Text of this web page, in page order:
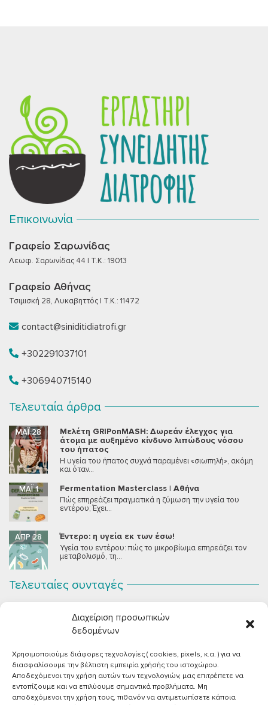
Διαχείριση προσωπικών
δεδομένων
Χρησιμοποιούμε διάφορες τεχνολογίες ( cookies, pixels, κ.α. ) για να
διασφαλίσουμε την βέλτιστη εμπειρία χρήσής του ιστοχώρου.
Αποδεχόμενοι την χρήση αυτών των τεχνολογιών, μας επιτρέπετε να
εντοπίζουμε και να επιλύουμε σημαντικά προβλήματα. Μη
αποδεχόμενοι την χρήση τους, πιθανόν να αντιμετωπίσετε κάποια
Επικοινωνία
Γραφείο Σαρωνίδας
Λεωφ. Σαρωνίδας 44 | T.K.: 19013
Γραφείο Αθήνας
Τσιμισκή 28, Λυκαβηττός | T.K.: 11472
contact@siniditidiatrofi.gr
+302291037101
+306940715140
Τελευταία άρθρα
Μελέτη GRIPonMASH: Δωρεάν έλεγχος για
άτομα με αυξημένο κίνδυνο λιπώδους νόσου
του ήπατος
ΜΆΙ 28
Η υγεία του ήπατος συχνά παραμένει «σιωπηλή», ακόμη
και όταν...
Fermentation Masterclass | Αθήνα
ΜΆΙ 1
Πώς επηρεάζει πραγματικά η ζύμωση την υγεία του
εντέρου; Έχει...
Έντερο: η υγεία εκ των έσω!
ΑΠΡ 28
Υγεία του εντέρου: πώς το μικροβίωμα επηρεάζει τον
μεταβολισμό, τη...
Τελευταίες συνταγές
Μια μους σοκολάτας για όλους εμάς που θέλουμε να
συστήσουμε...
Vegan Χωριάτικη Σαλάτα με Φέτα από Τόφου
ΙΟΎΝ 26
Καλοκαίρι, ζεστάρα και “χωριάτικη” σαλάτα! Έχοντας
μεγαλώσει με αυτό το...